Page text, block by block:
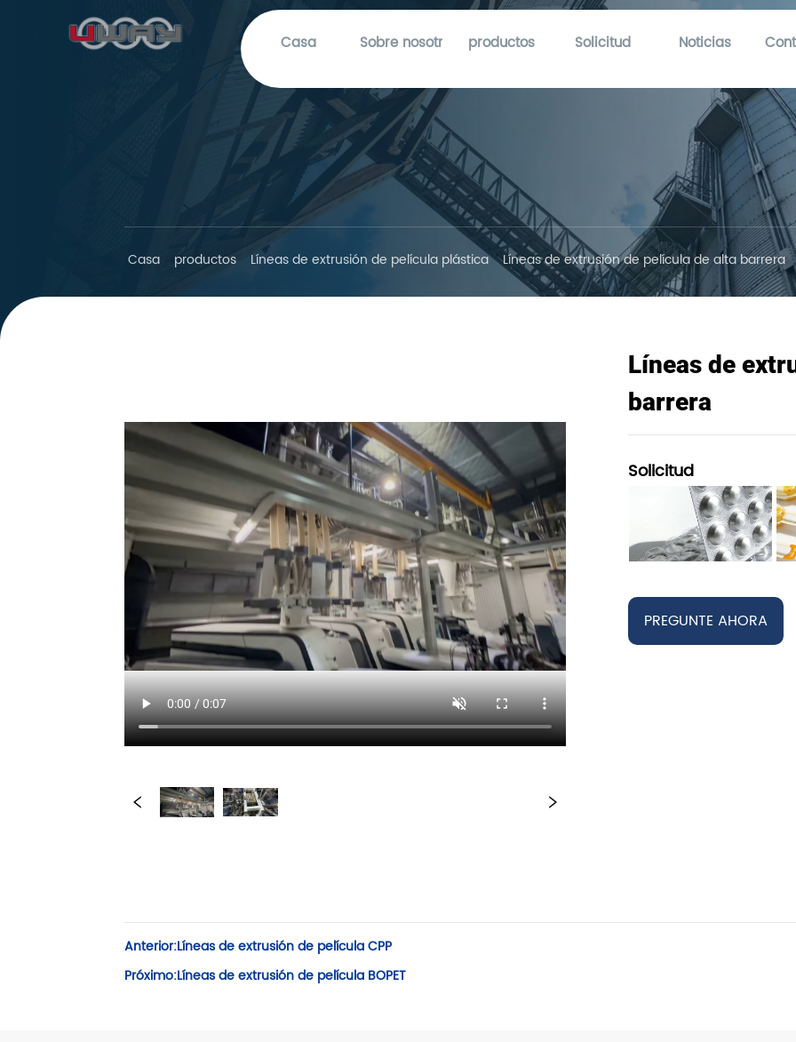
Casa Sobre nosotros productos Solicitud Noticias
Casa productos Líneas de extrusión de película plástica Líneas de extrusión de película de alta barrera
Líneas de
barrera
Solicitud
PREGUNTE AHORA
Anterior:Líneas de extrusión de película CPP
Próximo:Líneas de extrusión de película BOPET